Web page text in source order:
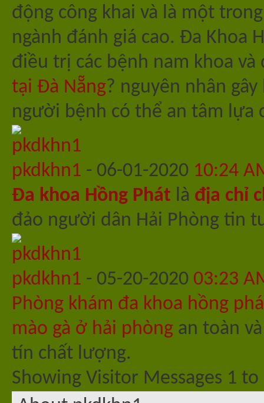
động công khai và là một
ngành đánh giá cao. Đa Khoa
điều trị các bệnh nam khoa
tại Đà Nẵng? nguyên nhân
người bệnh có thể an tâm lựa
pkdkhn1 - 06-01-2020 10:24
Đa khoa Hồng Phát là địa chỉ
đảo người dân Hải Phòng tin
pkdkhn1 - 05-20-2020 03:23
Phòng khám đa khoa hồng
mào gà ở hải phòng an toàn
tín chất lượng.
Showing Visitor Messages 1 to